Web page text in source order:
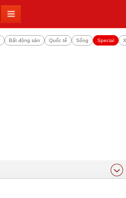
Bất động sản Quốc tế Sống Special